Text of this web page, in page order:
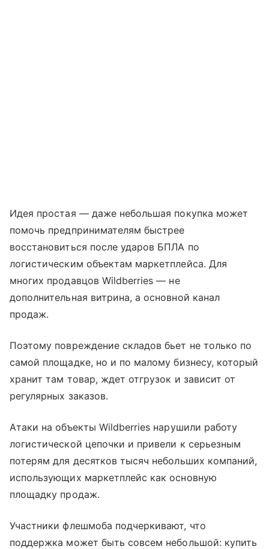
Идея простая — даже небольшая покупка может
помочь предпринимателям быстрее
восстановиться после ударов БПЛА по
логистическим объектам маркетплейса. Для
многих продавцов Wildberries — не
дополнительная витрина, а основной канал
продаж.
Поэтому повреждение складов бьет не только по
самой площадке, но и по малому бизнесу, который
хранит там товар, ждет отгрузок и зависит от
регулярных заказов.
Атаки на объекты Wildberries нарушили работу
логистической цепочки и привели к серьезным
потерям для десятков тысяч небольших компаний,
использующих маркетплейс как основную
площадку продаж.
Участники флешмоба подчеркивают, что
поддержка может быть совсем небольшой: купить